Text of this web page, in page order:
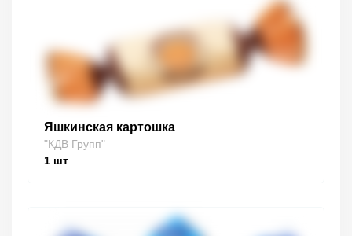
Яшкинская картошка
"КДВ Групп"
1 шт